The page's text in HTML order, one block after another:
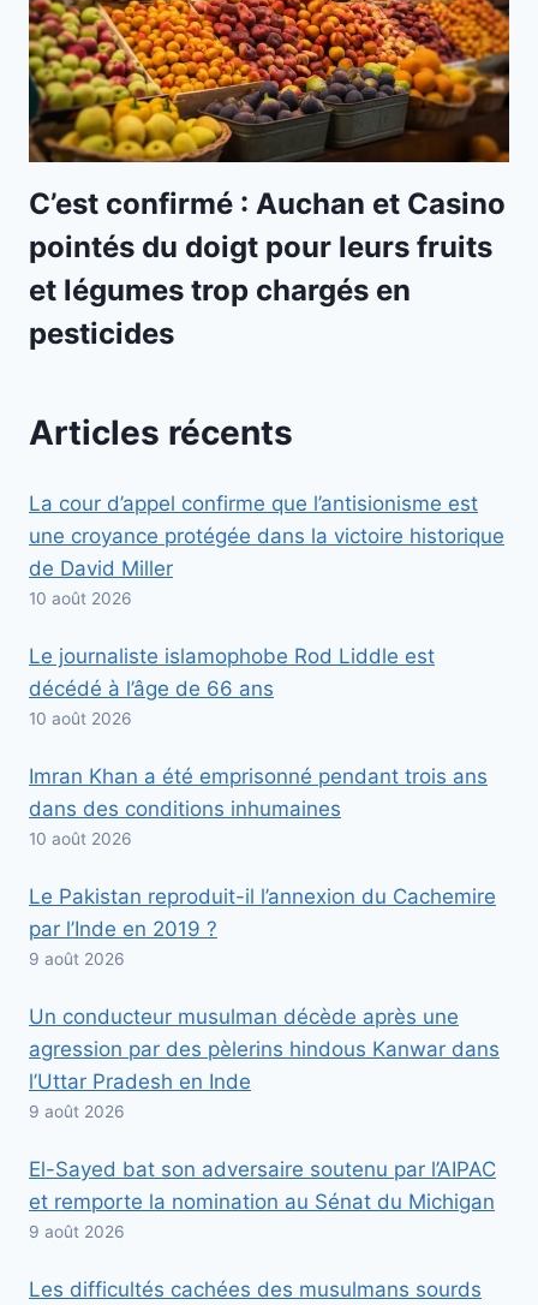
C’est confirmé : Auchan et Casino
pointés du doigt pour leurs fruits
et légumes trop chargés en
pesticides
Articles récents
La cour d’appel confirme que l’antisionisme est
une croyance protégée dans la victoire historique
de David Miller
10 août 2026
Le journaliste islamophobe Rod Liddle est
décédé à l’âge de 66 ans
10 août 2026
Imran Khan a été emprisonné pendant trois ans
dans des conditions inhumaines
10 août 2026
Le Pakistan reproduit-il l’annexion du Cachemire
par l’Inde en 2019 ?
9 août 2026
Un conducteur musulman décède après une
agression par des pèlerins hindous Kanwar dans
l’Uttar Pradesh en Inde
9 août 2026
El-Sayed bat son adversaire soutenu par l’AIPAC
et remporte la nomination au Sénat du Michigan
9 août 2026
Les difficultés cachées des musulmans sourds